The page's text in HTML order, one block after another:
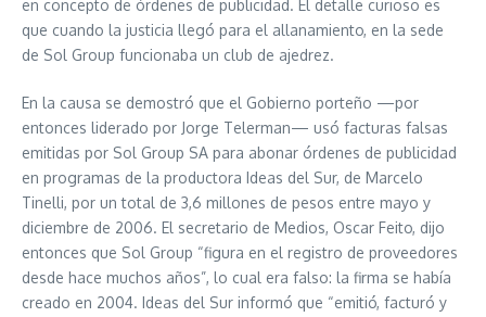
en concepto de órdenes de publicidad. El detalle curioso es
que cuando la justicia llegó para el allanamiento, en la sede
de Sol Group funcionaba un club de ajedrez.
En la causa se demostró que el Gobierno porteño —por
entonces liderado por Jorge Telerman— usó facturas falsas
emitidas por Sol Group SA para abonar órdenes de publicidad
en programas de la productora Ideas del Sur, de Marcelo
Tinelli, por un total de 3,6 millones de pesos entre mayo y
diciembre de 2006. El secretario de Medios, Oscar Feito, dijo
entonces que Sol Group “figura en el registro de proveedores
desde hace muchos años”, lo cual era falso: la firma se había
creado en 2004. Ideas del Sur informó que “emitió, facturó y